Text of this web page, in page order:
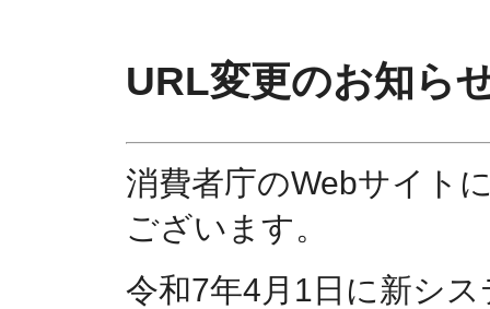
URL変更のお知ら
消費者庁のWebサイト
ございます。
令和7年4月1日に新シ